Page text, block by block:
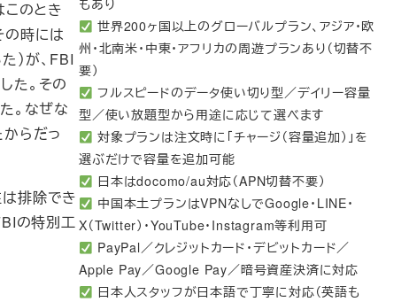
このとき
の時には
）が、FBI
た。その
。なぜな
らだっ
排除でき
の特別工
もあり
世界200ヶ国以上のグローバルプラン、アジア・欧
州・北南米・中東・アフリカの周遊プランあり（切替不
要）
フルスピードのデータ使い切り型／デイリー容量
型／使い放題型から用途に応じて選べます
対象プランは注文時に「チャージ（容量追加）」を
選ぶだけで容量を追加可能
日本はdocomo/au対応（APN切替不要）
中国本土プランはVPNなしでGoogle・LINE・
X（Twitter）・YouTube・Instagram等利用可
PayPal／クレジットカード・デビットカード／
Apple Pay／Google Pay／暗号資産決済に対応
日本人スタッフが日本語で丁寧に対応（英語も